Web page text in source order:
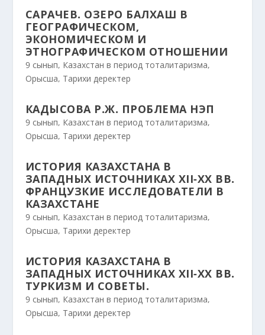
САРАЧЕВ. ОЗЕРО БАЛХАШ В
ГЕОГРАФИЧЕСКОМ,
ЭКОНОМИЧЕСКОМ И
ЭТНОГРАФИЧЕСКОМ ОТНОШЕНИИ
9 сынып, Казахстан в период тоталитаризма,
Орысша, Тарихи деректер
КАДЫСОВА Р.Ж. ПРОБЛЕМА НЭП
9 сынып, Казахстан в период тоталитаризма,
Орысша, Тарихи деректер
ИСТОРИЯ КАЗАХСТАНА В
ЗАПАДНЫХ ИСТОЧНИКАХ ХІІ-ХХ ВВ.
ФРАНЦУЗКИЕ ИССЛЕДОВАТЕЛИ В
КАЗАХСТАНЕ
9 сынып, Казахстан в период тоталитаризма,
Орысша, Тарихи деректер
ИСТОРИЯ КАЗАХСТАНА В
ЗАПАДНЫХ ИСТОЧНИКАХ ХІІ-ХХ ВВ.
ТУРКИЗМ И СОВЕТЫ.
9 сынып, Казахстан в период тоталитаризма,
Орысша, Тарихи деректер